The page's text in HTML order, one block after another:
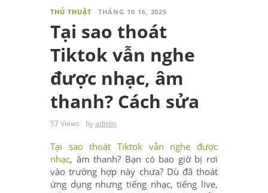
THỦ THUẬT THÁNG 10 16, 2025
Tại sao thoát
Tiktok vẫn nghe
được nhạc, âm
thanh? Cách sửa
57 Views byadmin
Tại sao thoát Tiktok vẫn nghe được
nhạc, âm thanh? Bạn có bao giờ bị rơi
vào trường hợp này chưa? Dù đã thoát
ứng dụng nhưng tiếng nhạc, tiếng live,